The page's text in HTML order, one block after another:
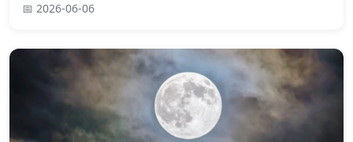
📅 2026-06-06